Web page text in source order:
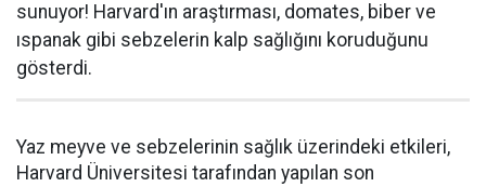
sunuyor! Harvard'ın araştırması, domates, biber ve
ıspanak gibi sebzelerin kalp sağlığını koruduğunu
gösterdi.
Yaz meyve ve sebzelerinin sağlık üzerindeki etkileri,
Harvard Üniversitesi tarafından yapılan son